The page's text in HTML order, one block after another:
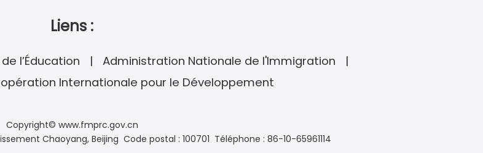
Amérique latine et des
Caraïbes
Organisations et
Liens :
l’Éducation
Administration Nationale de l'Immigration
Internationale pour le Développement
Copyright© www.fmprc.gov.cn
Chaoyang, Beijing Code postal : 100701 Téléphone : 86-10-65961114